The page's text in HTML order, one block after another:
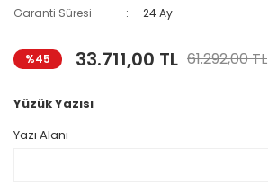
Garanti Süresi
24 Ay
%45 33.711,00 TL 61.292,00 TL
Yüzük Yazısı
Yazı Alanı